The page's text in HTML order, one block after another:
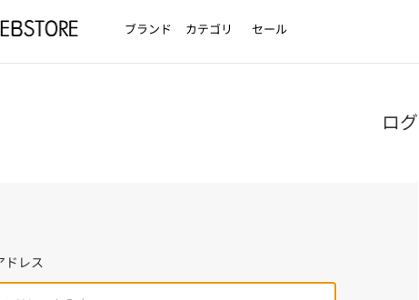
ブランド カテゴリ セール
ロ
ドレス